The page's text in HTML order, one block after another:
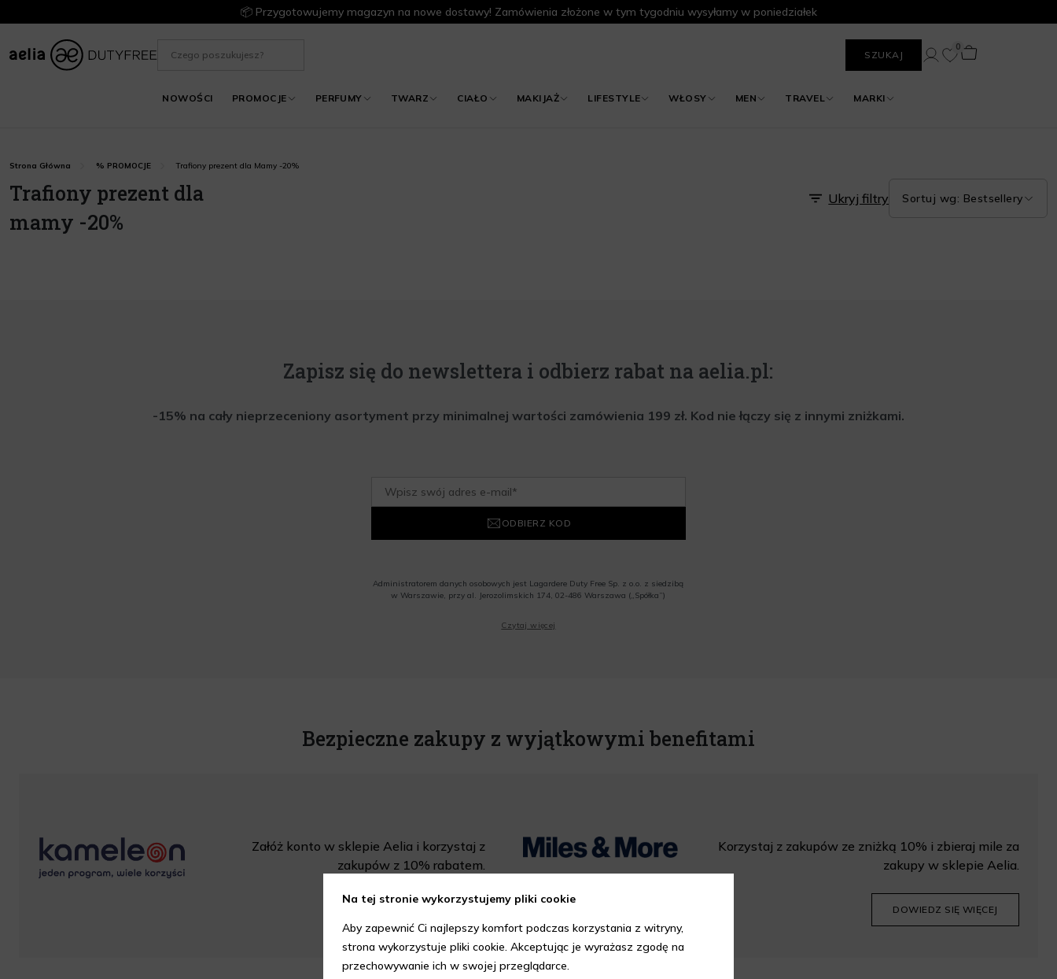
📦 Przygotowujemy magazyn na nowe dostawy! Zamówienia złożone w tym tygodniu wysyłamy w poniedziałek
SZUKAJ
NOWOŚCI PROMOCJE PERFUMY TWARZ CIAŁO MAKIJAŻ LIFESTYLE WŁOSY MEN TRAVEL MARKI
0
Strona Główna % PROMOCJE Trafiony prezent dla Mamy -20%
Trafiony prezent dla
mamy -20%
Ukryj filtry Sortuj wg: Bestsellery
Zapisz się do newslettera i odbierz rabat na aelia.pl:
-15% na cały nieprzeceniony asortyment przy minimalnej wartości zamówienia 199 zł. Kod nie łączy się z innymi zniżkami.
ODBIERZ KOD
Administratorem danych osobowych jest Lagardere Duty Free Sp. z o.o. z siedzibą
w Warszawie, przy al. Jerozolimskich 174, 02-486 Warszawa („Spółka”)
o.o. informacji handlowych, w tym newslettera, informacji o promocjach i
Czytaj więcej
Bezpieczne zakupy z wyjątkowymi benefitami
Załóż konto w sklepie Aelia i korzystaj z
zakupów z 10% rabatem.
Korzystaj z zakupów ze zniżką 10% i zbieraj mile za
zakupy w sklepie Aelia.
DOWIEDZ SIĘ WIĘCEJ
Na tej stronie wykorzystujemy pliki cookie
Aby zapewnić Ci najlepszy komfort podczas korzystania z witryny,
strona wykorzystuje pliki cookie. Akceptując je wyrażasz zgodę na
przechowywanie ich w swojej przeglądarce.